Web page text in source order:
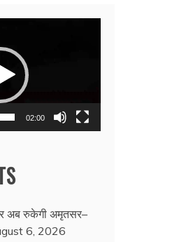
02:00
अब रुकेगी अमृतसर–
6, 2026